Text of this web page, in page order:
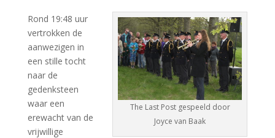
The Last Post gespeeld door
Joyce van Baak
Rond 19:48 uur
vertrokken de
aanwezigen in
een stille tocht
naar de
gedenksteen
waar een
erewacht van de
vrijwillige